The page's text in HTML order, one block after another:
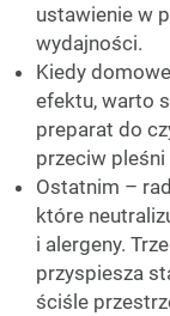
ustawienie w
wydajności.
Kiedy
efektu, warto
preparat do
przeciw
Ostatnim –
które
i alergeny.
przyspiesza
ściśle